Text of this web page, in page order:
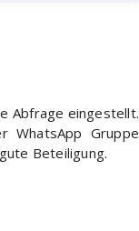
Abfrage eingestellt.
WhatsApp Gruppe
Beteiligung.